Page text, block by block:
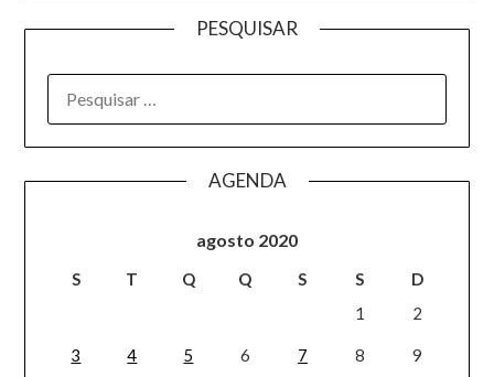
PESQUISAR
AGENDA
agosto 2020
S T Q Q S S
D
1
2
3 4 5 6 7 8 9